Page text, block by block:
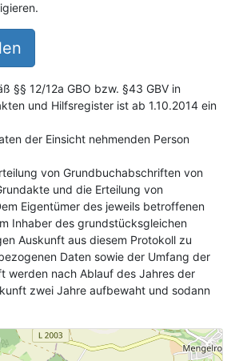
§§ 12/12a GBO bzw. §43 GBV in
und Hilfsregister ist ab 1.10.2014 ein
der Einsicht nehmenden Person
von Grundbuchabschriften von
und die Erteilung von
Eigentümer des jeweils betroffenen
Inhaber des grundstücksgleichen
Auskunft aus diesem Protokoll zu
Daten sowie der Umfang der
werden nach Ablauf des Jahres der
zwei Jahre aufbewaht und sodann